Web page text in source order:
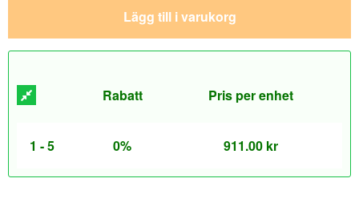
Lägg till i varukorg
Rabatt Pris per enhet
1 - 5 0% 911.00 kr